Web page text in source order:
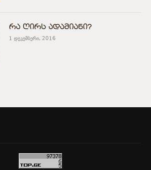
რა ღირს ადამიანი?
1 დეკემბერი, 2016